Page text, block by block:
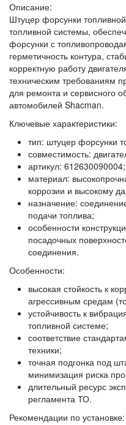
Описание:
Штуцер форсунки
топливной системы,
форсунки с
герметичность контура,
корректную работу
техническим требованиям
для ремонта и сервисного
автомобилей Shacman.
Ключевые характеристики:
тип: штуцер форсунки
совместимость:
артикул: 612630090004;
материал:
коррозии и высокому
назначение:
подачи топлива;
особенности
посадочных
соединения.
Особенности:
высокая стойкость к
агрессивным средам
устойчивость к
топливной системе;
соответствие
техники;
точная подгонка под
минимизация риска
длительный ресурс
регламента ТО.
Рекомендации по установке: